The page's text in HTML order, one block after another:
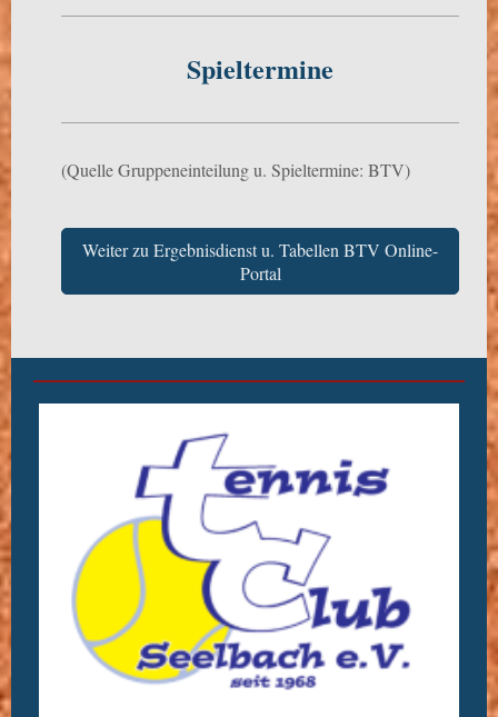
Spieltermine
(Quelle Gruppeneinteilung u. Spieltermine: BTV)
Weiter zu Ergebnisdienst u. Tabellen BTV Online-
Portal